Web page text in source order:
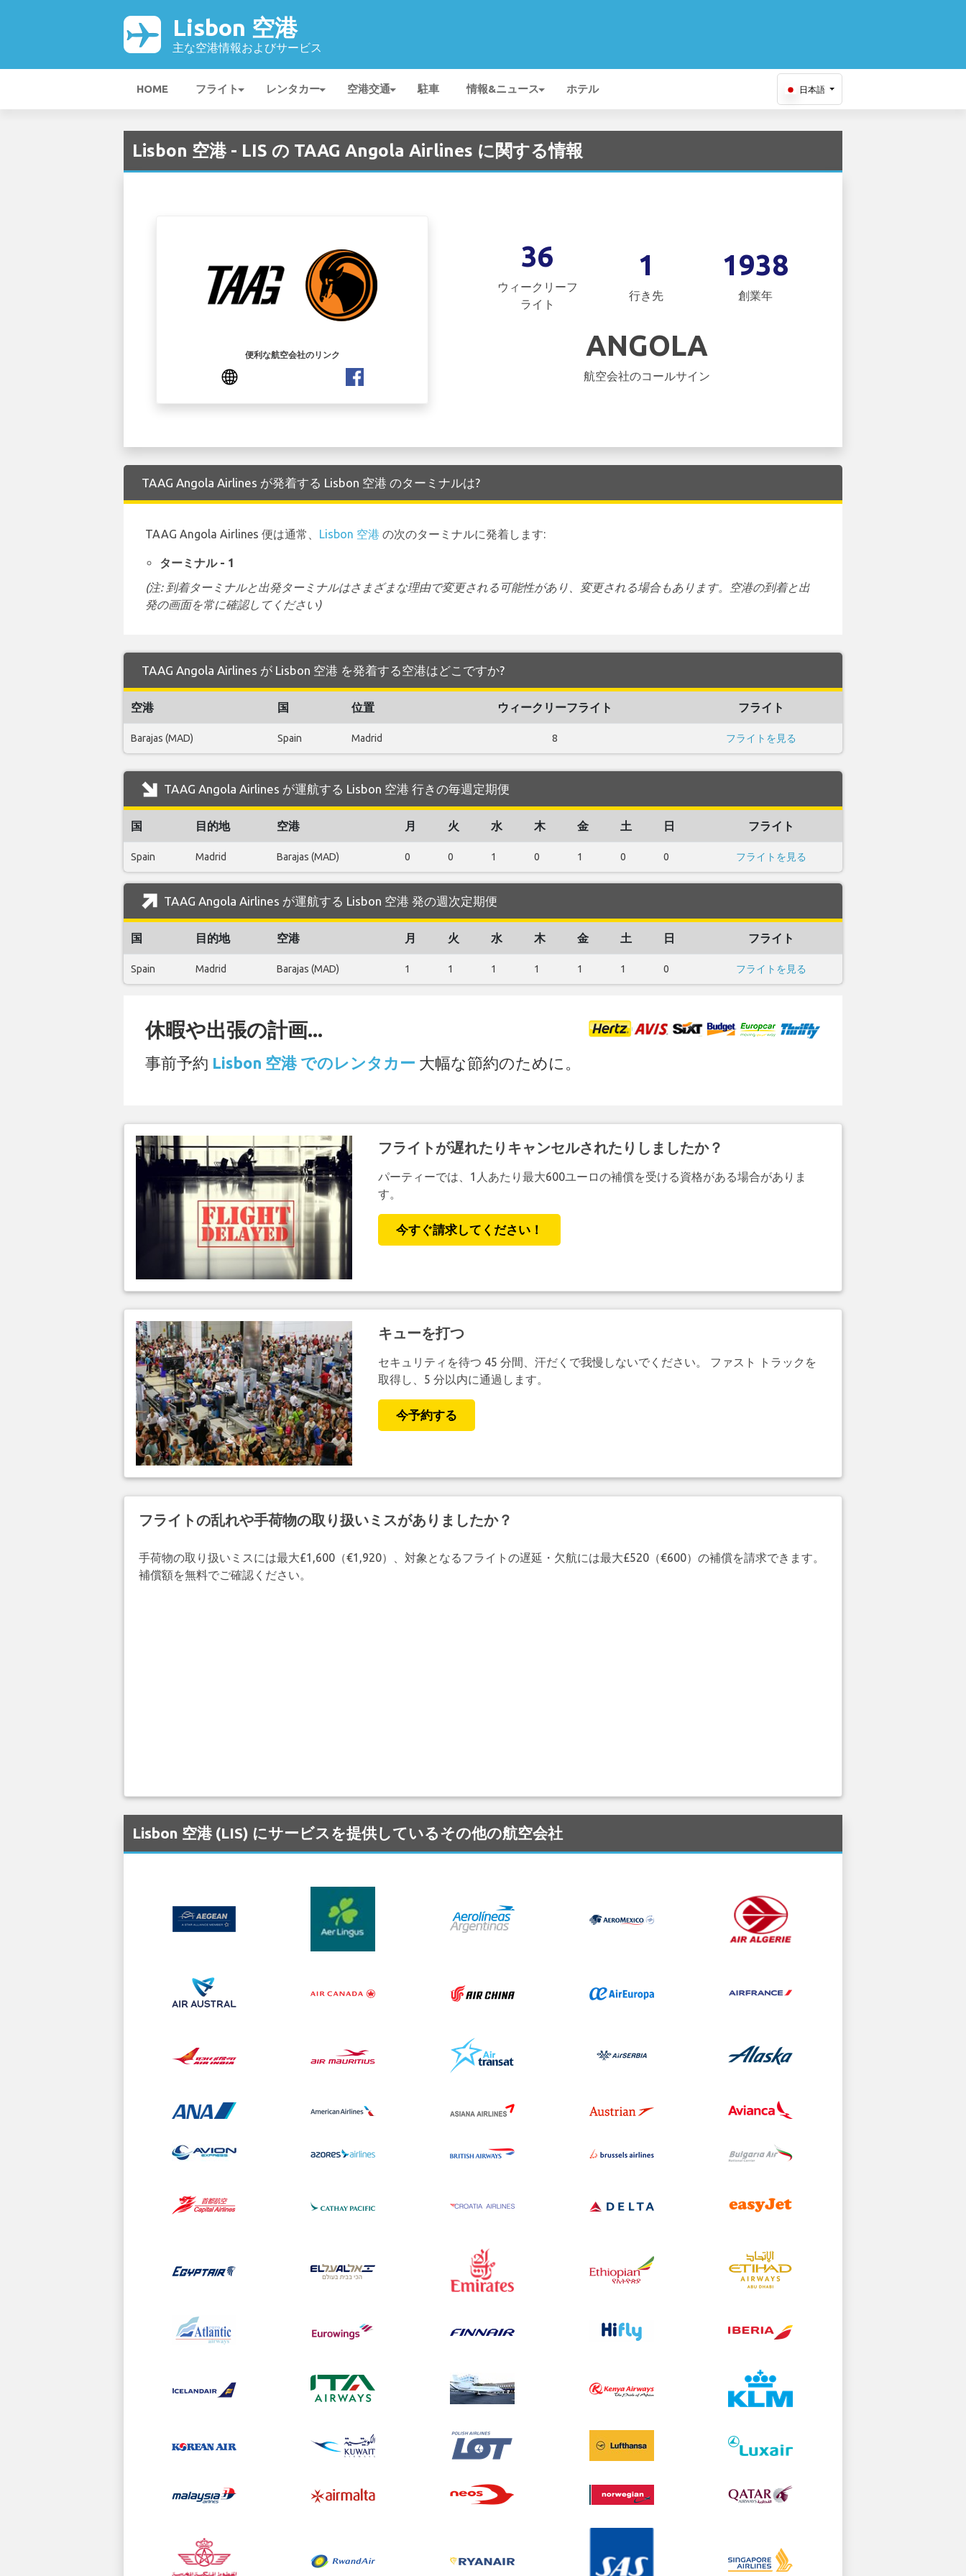
Lisbon 空港
主な空港情報およびサービス
HOME フライト レンタカー 空港交通 駐車 情報&ニュース ホテル 日本語
Lisbon 空港 - LIS の TAAG Angola Airlines に関する情報
便利な航空会社のリンク
36
ウィークリーフ
ライト
1
行き先
1938
創業年
ANGOLA
航空会社のコールサイン
TAAG Angola Airlines が発着する Lisbon 空港 のターミナルは?
TAAG Angola Airlines 便は通常、 Lisbon 空港 の次のターミナルに発着します:
ターミナル - 1
(注: 到着ターミナルと出発ターミナルはさまざまな理由で変更される可能性があり、変更される場合もあります。空港の到着と出
発の画面を常に確認してください)
TAAG Angola Airlines が Lisbon 空港 を発着する空港はどこですか?
空港 国 位置 ウィークリーフライト フライト
Barajas (MAD) Spain Madrid 8 フライトを見る
TAAG Angola Airlines が運航する Lisbon 空港 行きの毎週定期便
国 目的地 空港 月 火 水 木 金 土 日 フライト
Spain Madrid Barajas (MAD) 0 0 1 0 1 0 0 フライトを見る
TAAG Angola Airlines が運航する Lisbon 空港 発の週次定期便
国 目的地 空港 月 火 水 木 金 土 日 フライト
Spain Madrid Barajas (MAD) 1 1 1 1 1 1 0 フライトを見る
休暇や出張の計画...
事前予約 Lisbon 空港 でのレンタカー 大幅な節約のために。
フライトが遅れたりキャンセルされたりしましたか？
パーティーでは、1人あたり最大600ユーロの補償を受ける資格がある場合がありま
す。
今すぐ請求してください！
キューを打つ
セキュリティを待つ 45 分間、汗だくで我慢しないでください。 ファスト トラックを
取得し、5 分以内に通過します。
今予約する
フライトの乱れや手荷物の取り扱いミスがありましたか？
手荷物の取り扱いミスには最大£1,600（€1,920）、対象となるフライトの遅延・欠航には最大£520（€600）の補償を請求できます。
補償額を無料でご確認ください。
Lisbon 空港 (LIS) にサービスを提供しているその他の航空会社